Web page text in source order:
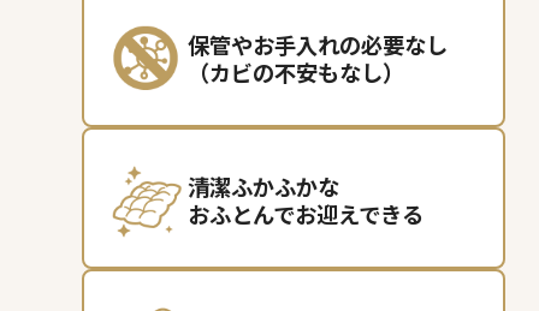
保管やお手入れの必要なし
（カビの不安もなし）
清潔ふかふかな
おふとんでお迎えできる